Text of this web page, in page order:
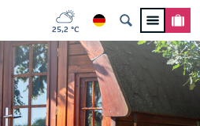
25,2 °C